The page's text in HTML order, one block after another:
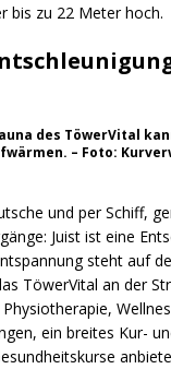
bis zu 22 Meter hoch.
des TöwerVital
– Foto:
und per Schiff,
Juist ist eine
steht auf
TöwerVital an der
ein breites Kur-